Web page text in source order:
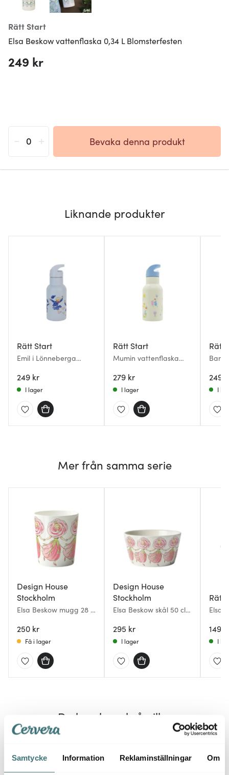
Samtycke Information Reklaminställningar Om
Rätt Start
Elsa Beskow vattenflaska 0,34 L Blomsterfesten
249 kr
Bevaka denna produkt
Liknande produkter
Rätt Start
Emil i Lönneberga
ljusblå
249 kr
I lager
Rätt Start
Mumin vattenflaska
279 kr
I lager
Rätt
249
I
Mer från samma serie
Design House
Stockholm
Elsa Beskow mugg 28 cl
250 kr
Få i lager
Design House
Stockholm
Elsa Beskow skål 50 cl
295 kr
I lager
Rätt
Elsa
149
I
Du kanske också gillar